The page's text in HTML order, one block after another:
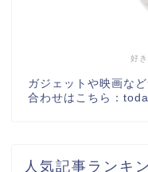
好
ガジェットや映画な
合わせはこちら：
人気記事ランキ